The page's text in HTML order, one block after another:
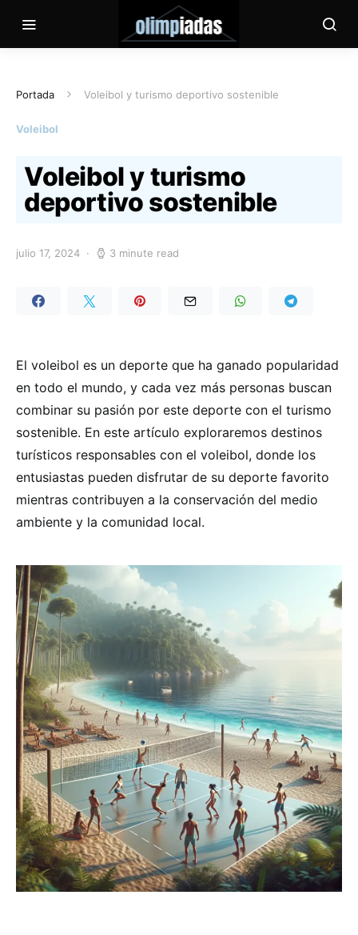
Portada Voleibol y turismo deportivo sostenible
Voleibol
Voleibol y turismo
deportivo sostenible
julio 17, 2024 3 minute read
El voleibol es un deporte que ha ganado popularidad
en todo el mundo, y cada vez más personas buscan
combinar su pasión por este deporte con el turismo
sostenible. En este artículo exploraremos destinos
turísticos responsables con el voleibol, donde los
entusiastas pueden disfrutar de su deporte favorito
mientras contribuyen a la conservación del medio
ambiente y la comunidad local.